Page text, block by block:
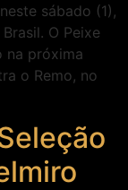
sábado (1),
O Peixe
na próxima
o Remo, no